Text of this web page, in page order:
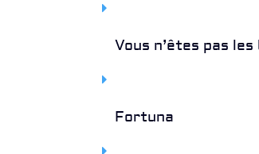
Vous n’êtes pas les
Fortuna